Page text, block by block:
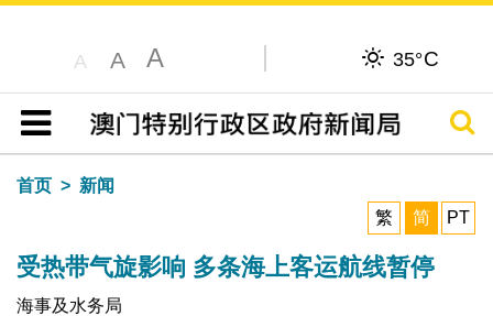
A A A 35°C
目录
搜寻
首页
新闻
繁
简 PT
受热带气旋影响 多条海上客运航线暂停
海事及水务局